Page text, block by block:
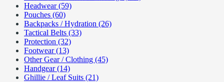
Headwear (59)
Pouches (60)
Backpacks / Hydration (26)
Tactical Belts (33)
Protection (32)
Footwear (13)
Other Gear / Clothing (45)
Handgear (14)
Ghillie / Leaf Suits (21)